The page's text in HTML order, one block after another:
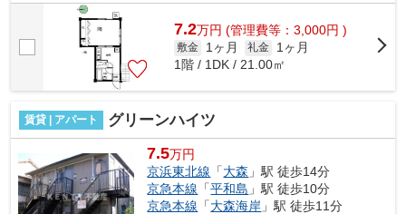
り便利です。駅から徒歩13分のところに...
7.2万円 (管理費等：3,000円 )
敷金 1ヶ月 礼金
1ヶ月
1階 / 1DK / 21.00㎡
賃貸 | アパート グリーンハイツ
7.5万円
京浜東北線 「大森 」駅 徒歩14分
京急本線 「平和島 」駅 徒歩10分
京急本線 「大森海岸 」駅 徒歩11分